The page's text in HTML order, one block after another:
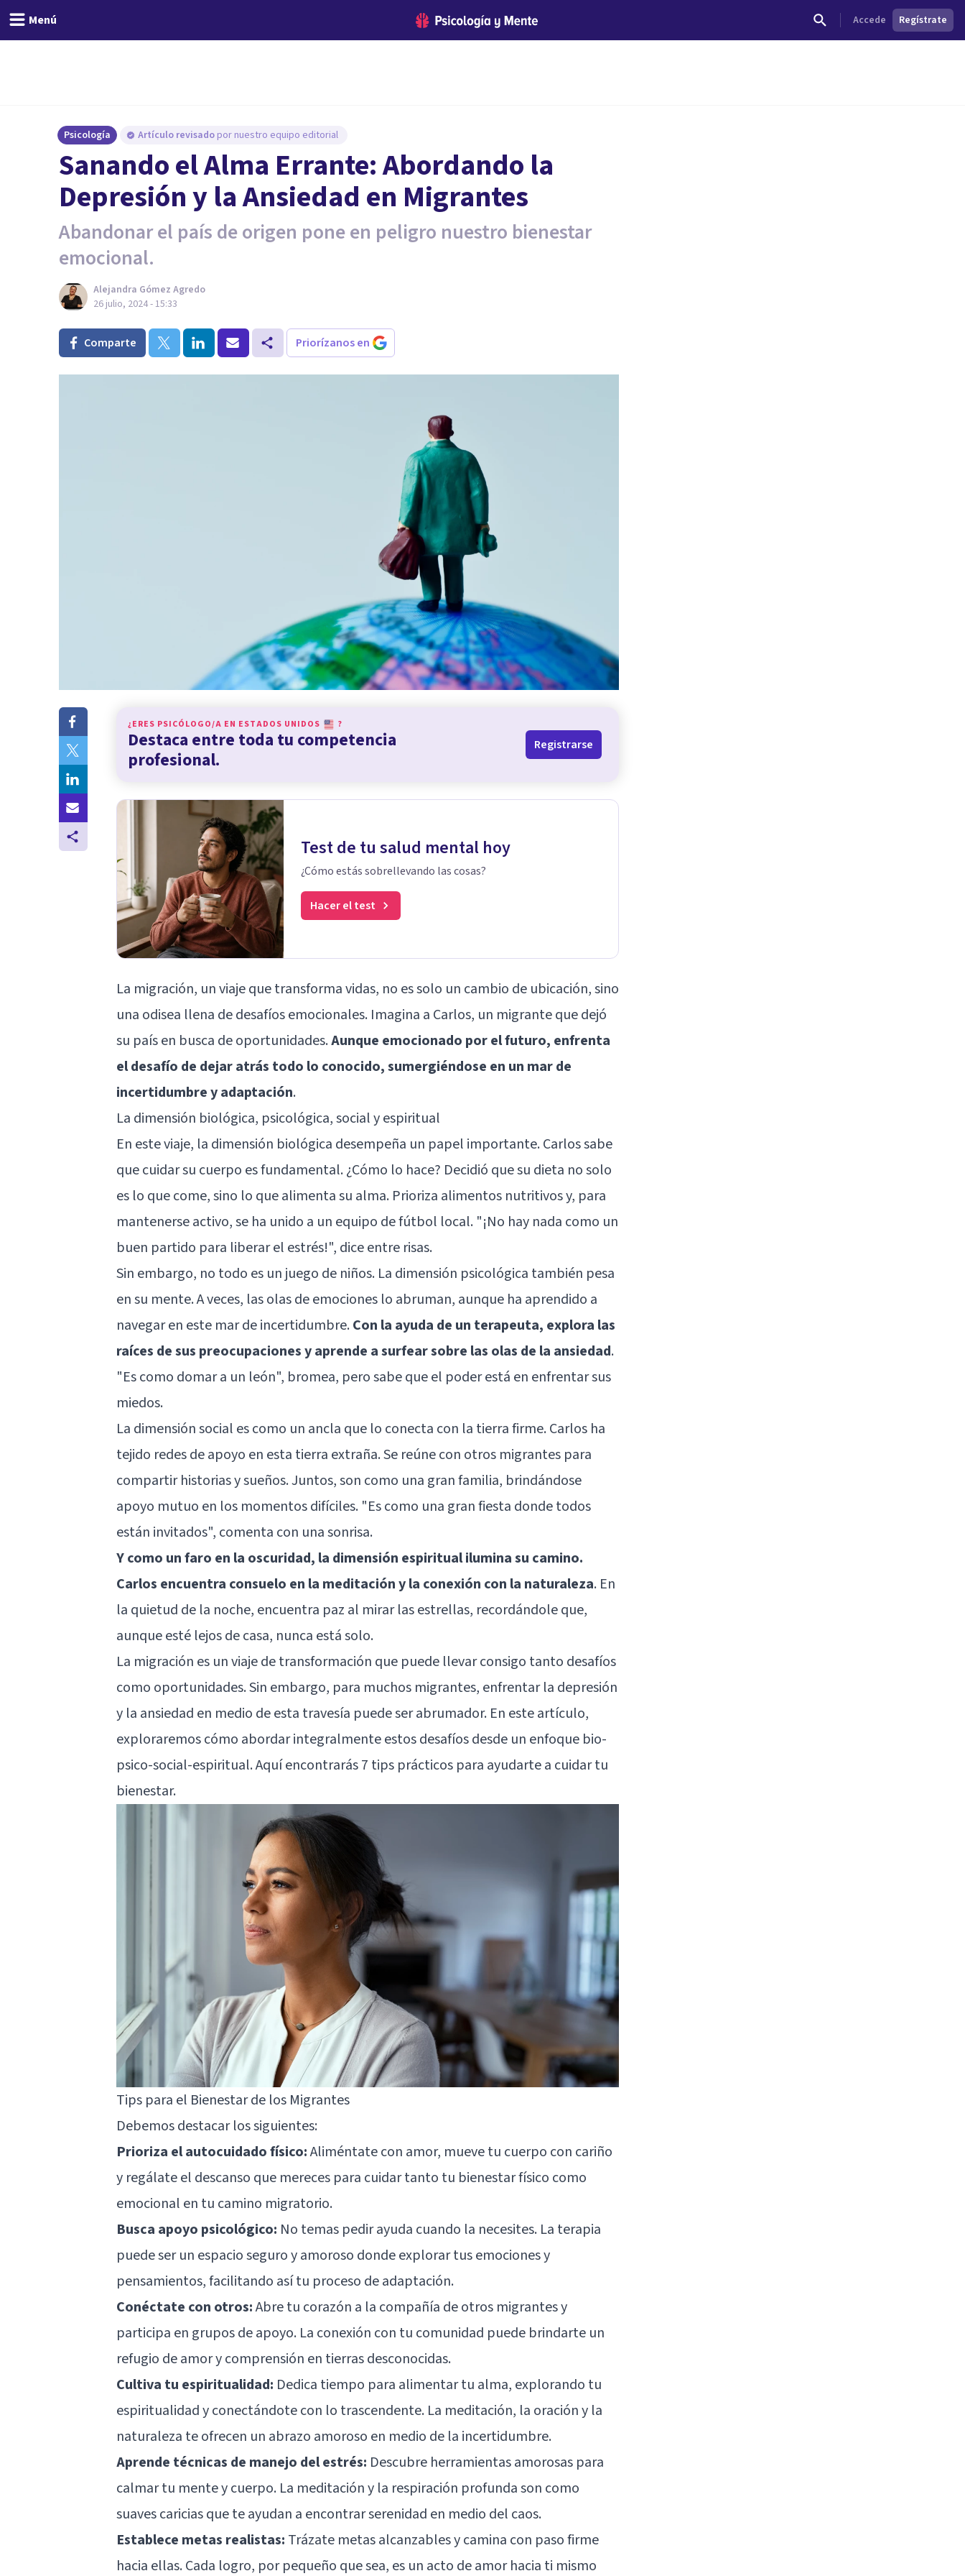
Menú Accede Regístrate
Psicología Artículo revisado por nuestro equipo editorial
Sanando el Alma Errante: Abordando la
Depresión y la Ansiedad en Migrantes
Abandonar el país de origen pone en peligro nuestro bienestar
emocional.
Alejandra Gómez Agredo
26 julio, 2024 - 15:33
Comparte Priorízanos en
¿ERES PSICÓLOGO/A EN ESTADOS UNIDOS ?
Destaca entre toda tu competencia
profesional.
Registrarse
Test de tu salud mental hoy
¿Cómo estás sobrellevando las cosas?
Hacer el test
La migración, un viaje que transforma vidas, no es solo un cambio de ubicación, sino
una odisea llena de desafíos emocionales. Imagina a Carlos, un migrante que dejó
su país en busca de oportunidades.Aunque emocionado por el futuro, enfrenta
el desafío de dejar atrás todo lo conocido, sumergiéndose en un mar de
incertidumbre y adaptación.
La dimensión biológica, psicológica, social y espiritual
En este viaje, la dimensión biológica desempeña un papel importante. Carlos sabe
que cuidar su cuerpo es fundamental. ¿Cómo lo hace? Decidió que su dieta no solo
es lo que come, sino lo que alimenta su alma. Prioriza alimentos nutritivos y, para
mantenerse activo, se ha unido a un equipo de fútbol local. "¡No hay nada como un
buen partido para liberar el estrés!", dice entre risas.
Sin embargo, no todo es un juego de niños. La dimensión psicológica también pesa
en su mente. A veces, las olas de emociones lo abruman, aunque ha aprendido a
navegar en este mar de incertidumbre.Con la ayuda de un terapeuta, explora las
raíces de sus preocupaciones y aprende a surfear sobre las olas de la ansiedad.
"Es como domar a un león", bromea, pero sabe que el poder está en enfrentar sus
miedos.
La dimensión social es como un ancla que lo conecta con la tierra firme. Carlos ha
tejido redes de apoyo en esta tierra extraña. Se reúne con otros migrantes para
compartir historias y sueños. Juntos, son como una gran familia, brindándose
apoyo mutuo en los momentos difíciles. "Es como una gran fiesta donde todos
están invitados", comenta con una sonrisa.
Y como un faro en la oscuridad, la dimensión espiritual ilumina su camino.
Carlos encuentra consuelo en la meditación y la conexión con la naturaleza. En
la quietud de la noche, encuentra paz al mirar las estrellas, recordándole que,
aunque esté lejos de casa, nunca está solo.
La migración es un viaje de transformación que puede llevar consigo tanto desafíos
como oportunidades. Sin embargo, para muchos migrantes, enfrentar la depresión
y la ansiedad en medio de esta travesía puede ser abrumador. En este artículo,
exploraremos cómo abordar integralmente estos desafíos desde un enfoque bio-
psico-social-espiritual. Aquí encontrarás 7 tips prácticos para ayudarte a cuidar tu
bienestar.
Tips para el Bienestar de los Migrantes
Debemos destacar los siguientes:
Prioriza el autocuidado físico:Aliméntate con amor, mueve tu cuerpo con cariño
y regálate el descanso que mereces para cuidar tanto tu bienestar físico como
emocional en tu camino migratorio.
Busca apoyo psicológico: No temas pedir ayuda cuando la necesites. La terapia
puede ser un espacio seguro y amoroso donde explorar tus emociones y
pensamientos, facilitando así tu proceso de adaptación.
Conéctate con otros:Abre tu corazón a la compañía de otros migrantes y
participa en grupos de apoyo. La conexión con tu comunidad puede brindarte un
refugio de amor y comprensión en tierras desconocidas.
Cultiva tu espiritualidad: Dedica tiempo para alimentar tu alma, explorando tu
espiritualidad y conectándote con lo trascendente. La meditación, la oración y la
naturaleza te ofrecen un abrazo amoroso en medio de la incertidumbre.
Aprende técnicas de manejo del estrés: Descubre herramientas amorosas para
calmar tu mente y cuerpo. La meditación y la respiración profunda son como
suaves caricias que te ayudan a encontrar serenidad en medio del caos.
Establece metas realistas: Trázate metas alcanzables y camina con paso firme
hacia ellas. Cada logro, por pequeño que sea, es un acto de amor hacia ti mismo